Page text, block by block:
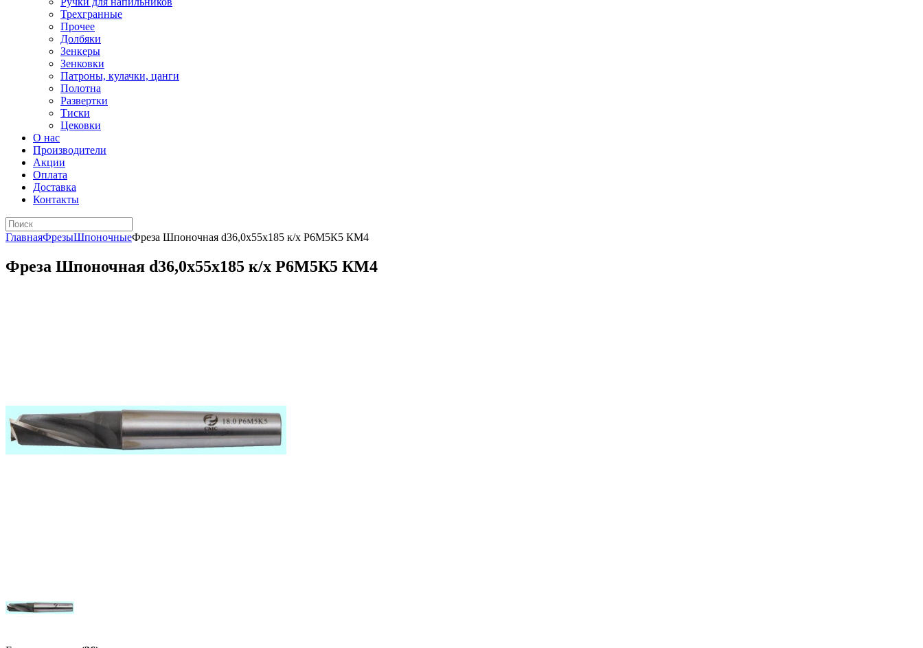
Трехгранные
Прочее
Долбяки
Зенкеры
Зенковки
Патроны, кулачки, цанги
Полотна
Развертки
Тиски
Цековки
О нас
Производители
Акции
Оплата
Доставка
Контакты
ГлавнаяФрезыШпоночныеФреза Шпоночная d36,0х55х185 к/х Р6М5К5 КМ4
Фреза Шпоночная d36,0х55х185 к/х Р6М5К5 КМ4